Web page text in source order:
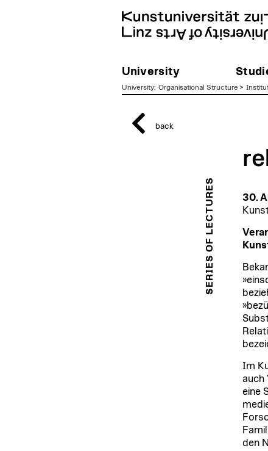
University
University: Organisational Structure >
back
SERIES OF LECTURES
30.
Im
auch
eine
den